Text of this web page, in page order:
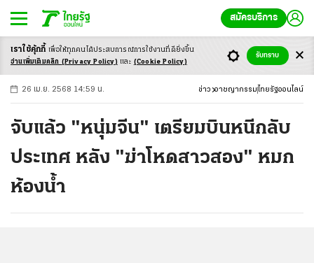
สมัครบริการ
-ก ก ก+
26 เม.ย. 2568 14:59 น. ข่าว อาชญากรรม ไทยรัฐออนไลน์
จับแล้ว "หนุ่มจีน" เตรียมบินหนีกลับ
ประเทศ หลัง "ฆ่าโหดสาวสอง" หมก
ห้องน้ำ
เราใช้คุ้กกี้ เพื่อให้ทุกคนได้ประสบการณ์การใช้งานที่ดียิ่งขึ้น
อ่านเพิ่มเติมคลิก (Privacy Policy) และ (Cookie Policy)
รับทราบ